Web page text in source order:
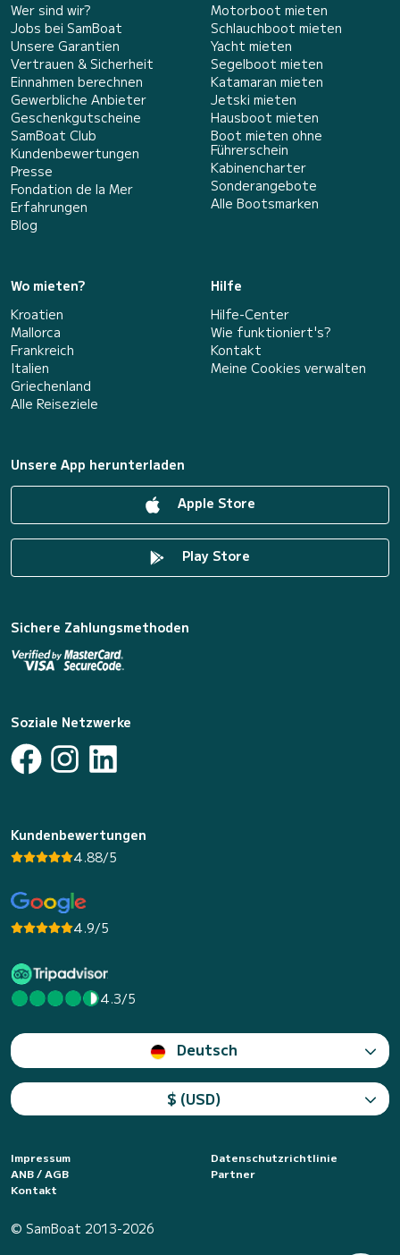
Wer sind wir?
Jobs bei SamBoat
Unsere Garantien
Vertrauen & Sicherheit
Einnahmen berechnen
Gewerbliche Anbieter
Geschenkgutscheine
SamBoat Club
Kundenbewertungen
Presse
Fondation de la Mer
Erfahrungen
Blog
Motorboot mieten
Schlauchboot mieten
Yacht mieten
Segelboot mieten
Katamaran mieten
Jetski mieten
Hausboot mieten
Boot mieten ohne
Führerschein
Kabinencharter
Sonderangebote
Alle Bootsmarken
Wo mieten?
Kroatien
Mallorca
Frankreich
Italien
Griechenland
Alle Reiseziele
Hilfe
Hilfe-Center
Wie funktioniert's?
Kontakt
Meine Cookies verwalten
Unsere App herunterladen
Apple Store
Play Store
Sichere Zahlungsmethoden
Soziale Netzwerke
Kundenbewertungen
4.88/5
4.9/5
4.3/5
Deutsch
$ (USD)
Impressum
Datenschutzrichtlinie
ANB / AGB
Partner
Kontakt
© SamBoat 2013-2026